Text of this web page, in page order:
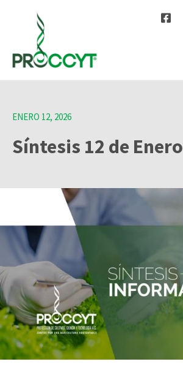
ENERO 12, 2026
Síntesis 12 de Enero